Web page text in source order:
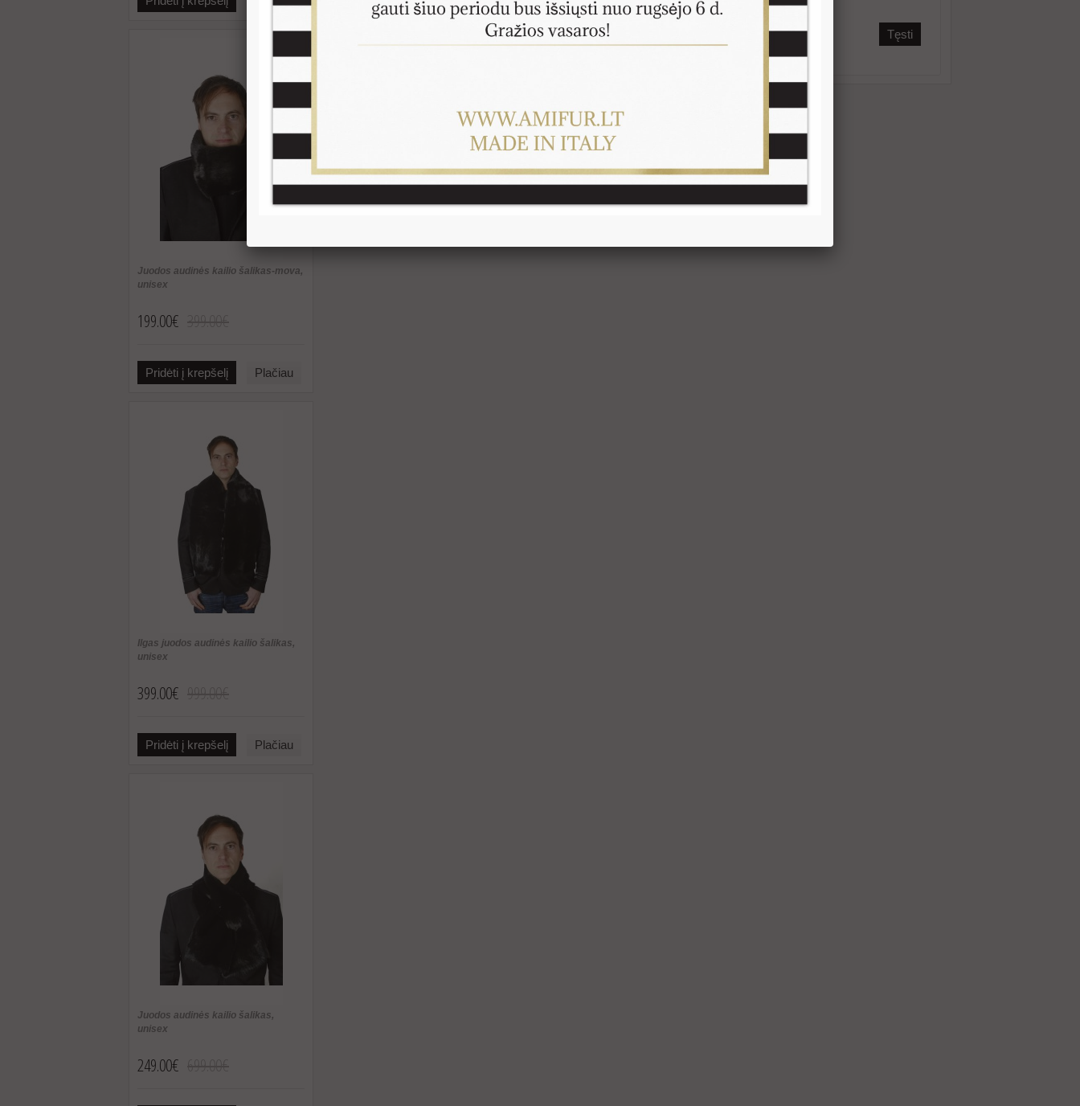
Juodos audinės kailio šalikas-mova,
unisex
199.00€
Pridėti į krepšelį Plačiau
Ilgas juodos audinės kailio šalikas,
unisex
399.00€
Pridėti į krepšelį Plačiau
Juodos audinės kailio šalikas,
unisex
249.00€
Tęsti